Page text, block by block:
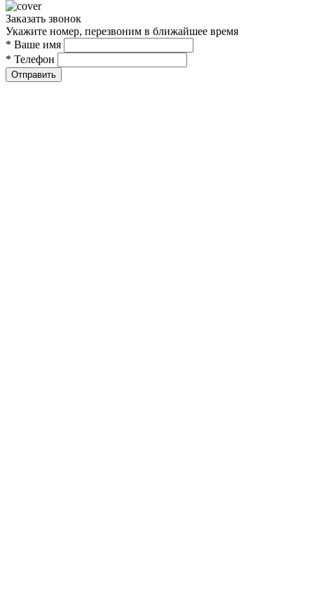
Заказать звонок
Укажите номер, перезвоним в ближайшее время
* Ваше имя
* Телефон
Отправить